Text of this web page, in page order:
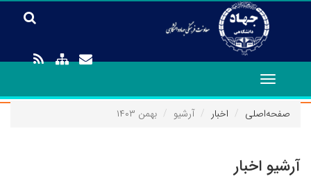
Toggle
navigation
صفحه‌اصلی
اخبار آرشیو بهمن ۱۴۰۳
آرشیو اخبار